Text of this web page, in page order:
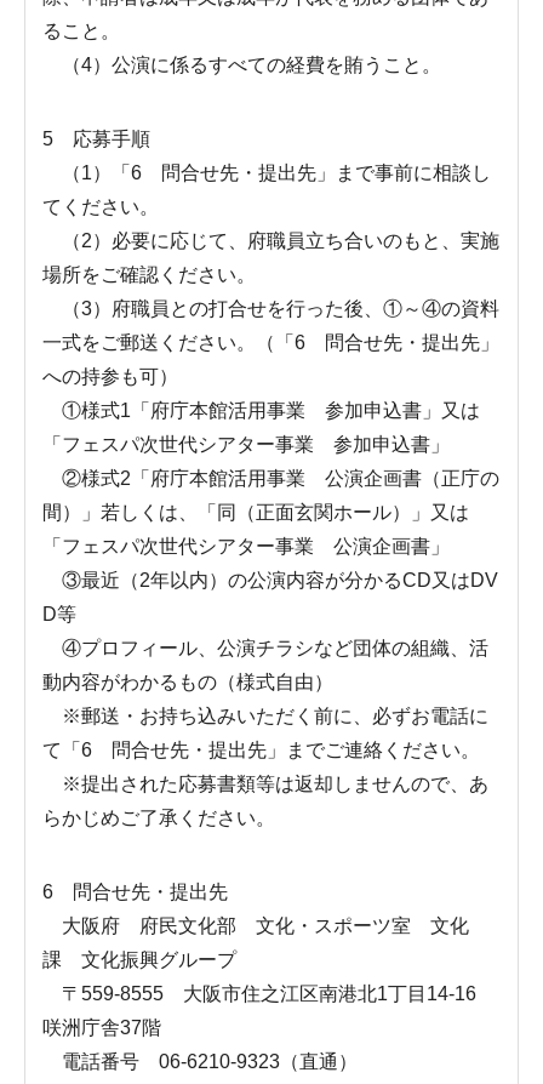
ること。
（4）公演に係るすべての経費を賄うこと。
5 応募手順
（1）「6 問合せ先・提出先」まで事前に相談し
てください。
（2）必要に応じて、府職員立ち合いのもと、実施
場所をご確認ください。
（3）府職員との打合せを行った後、①～④の資料
一式をご郵送ください。（「6 問合せ先・提出先」
への持参も可）
①様式1「府庁本館活用事業 参加申込書」又は
「フェスパ次世代シアター事業 参加申込書」
②様式2「府庁本館活用事業 公演企画書（正庁の
間）」若しくは、「同（正面玄関ホール）」又は
「フェスパ次世代シアター事業 公演企画書」
③最近（2年以内）の公演内容が分かるCD又はDV
D等
④プロフィール、公演チラシなど団体の組織、活
動内容がわかるもの（様式自由）
※郵送・お持ち込みいただく前に、必ずお電話に
て「6 問合せ先・提出先」までご連絡ください。
※提出された応募書類等は返却しませんので、あ
らかじめご了承ください。
6 問合せ先・提出先
大阪府 府民文化部 文化・スポーツ室 文化
課 文化振興グループ
〒559-8555 大阪市住之江区南港北1丁目14-16
咲洲庁舎37階
電話番号 06-6210-9323（直通）